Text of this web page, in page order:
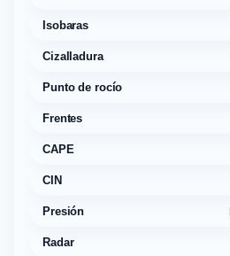
Isobaras
Cizalladura
Punto de rocío
Frentes
CAPE
CIN
Presión
Radar